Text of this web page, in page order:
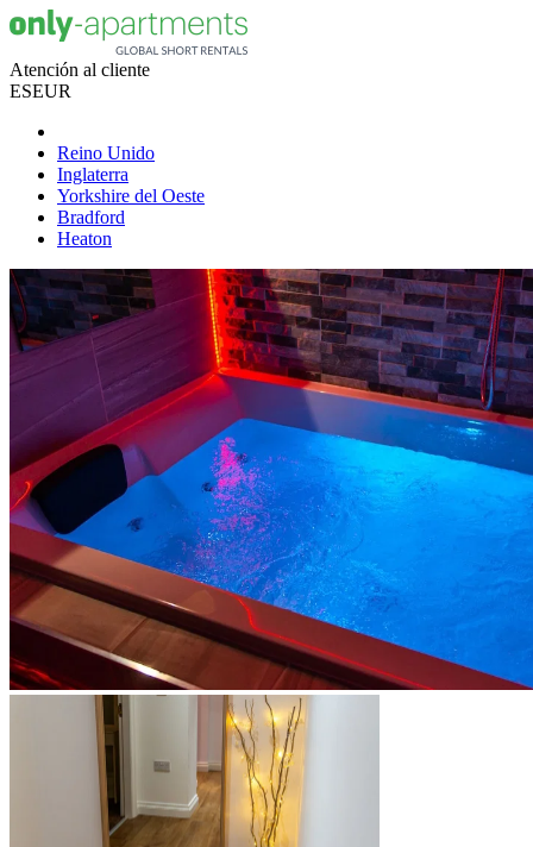
Atención al cliente
ESEUR
Reino Unido
Inglaterra
Yorkshire del Oeste
Bradford
Heaton